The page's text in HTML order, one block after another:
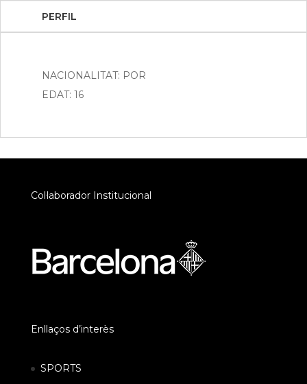
PERFIL
NACIONALITAT: POR
EDAT: 16
Col·laborador Institucional
Enllaços d’interès
SPORTS